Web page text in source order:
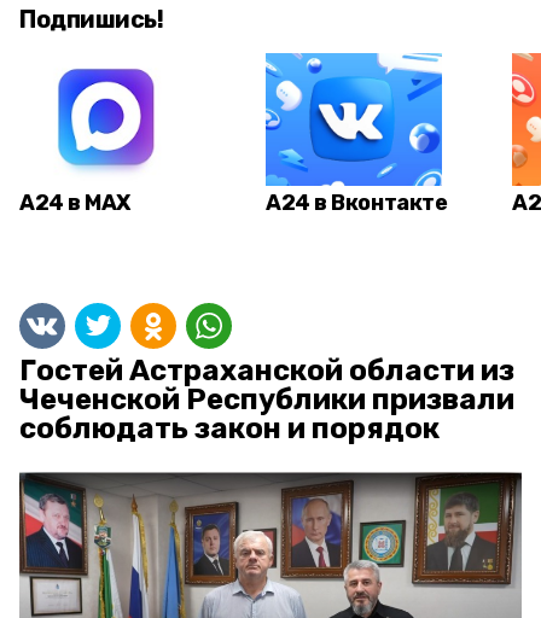
Подпишись!
А24 в MAX А24 в Вконтакте
Гостей Астраханской области из
Чеченской Республики призвали
соблюдать закон и порядок